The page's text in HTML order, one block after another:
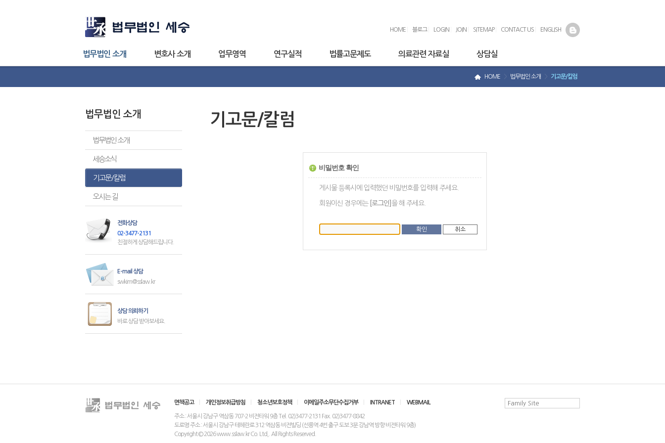
HOME 블로그| LOGIN JOIN SITEMAP| CONTACT US ENGLISH
법무법인 소개 변호사 소개 업무영역 연구실적 법률고문제도 의료관련 자료실 상담실
HOME > 법무법인 소개 > 기고문/칼럼
법무법인 소개
법무법인 소개
세승소식
기고문/칼럼
오시는 길
전화상담
02-3477-2131
친절하게 상담해드립니다.
E-mail 상담
swkim@sslaw.kr
상담 의뢰하기
바로 상담 받아보세요.
기고문/칼럼
비밀번호 확인
게시물 등록시에 입력했던 비밀번호를 입력해 주세요.
회원이신 경우에는 [로그인] 을 해 주세요.
면책공고 개인정보취급방침 청소년보호정책 이메일주소무단수집거부 INTRANET WEBMAIL
주소 : 서울시 강남구 역삼동 707-2 비전타워 9층 Tel. 02)3477-2131 Fax. 02)3477-8842
도로명 주소 : 서울시 강남구 테헤란로 312 역삼동 비전빌딩 (선릉역 4번 출구 도보 3분 강남역 방향 비전타워 9층)
Copyright © 2026 www.sslaw.kr Co. Ltd,. All Rights Reserved.